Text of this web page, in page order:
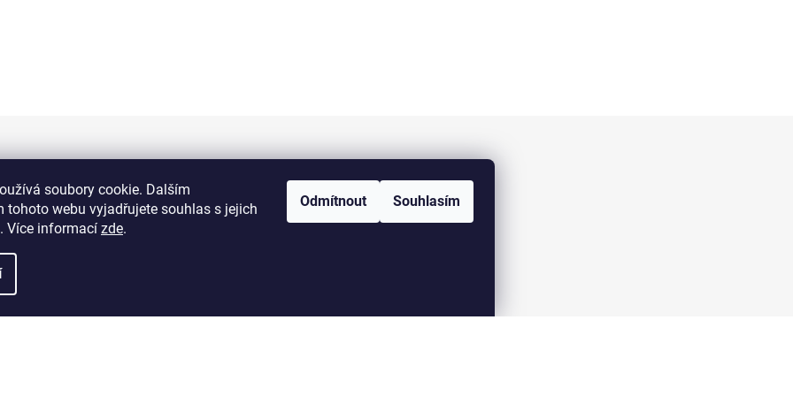
soubory cookie. Dalším
tohoto webu vyjadřujete souhlas s jejich
Více informací zde.
Odmítnout Souhlasím
Informace pro vás
Kontakty
Facebook